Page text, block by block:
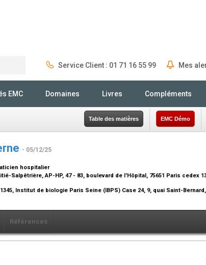
Service Client : 01 71 16 55 99 Mes
EMC Domaines Livres Compléments
Table des matières EMC Démo
- 05/12/25
hospitalier
Salpêtrière, AP-HP, 47 - 83, boulevard de l'Hôpital, 75651 Paris cedex
Institut de biologie Paris Seine (IBPS) Case 24, 9, quai Saint-Bernard,
Références